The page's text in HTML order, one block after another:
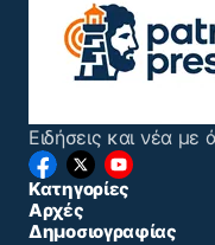
Ειδήσεις και νέα με
Κατηγορίες
Αρχές
Δημοσιογραφίας